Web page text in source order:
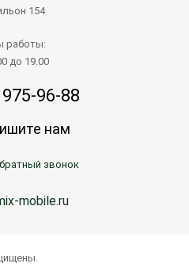
154
работы:
до 19.00
96-88
нам
звонок
mobile.ru